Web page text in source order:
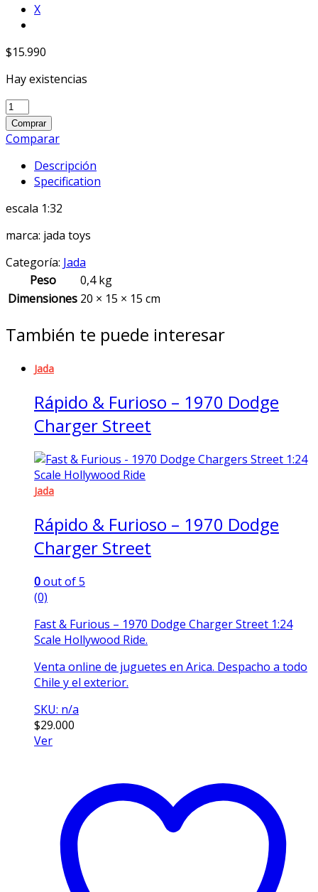
X
$15.990
Hay existencias
1/32
Fast
&
Brians
Mitsubishi
Evo
VII
Green
quantity
Comprar
Comparar
Descripción
Specification
escala 1:32
marca: jada toys
Categoría: Jada
Peso
0,4 kg
Dimensiones 20 × 15 × 15 cm
También te puede interesar
Jada
Rápido & Furioso – 1970 Dodge
Charger Street
Jada
Rápido & Furioso – 1970 Dodge
Charger Street
0out of 5
(0)
Fast & Furious – 1970 Dodge Charger Street 1:24
Scale Hollywood Ride.
Venta online de juguetes en Arica. Despacho a todo
Chile y el exterior.
SKU: n/a
$29.000
Ver